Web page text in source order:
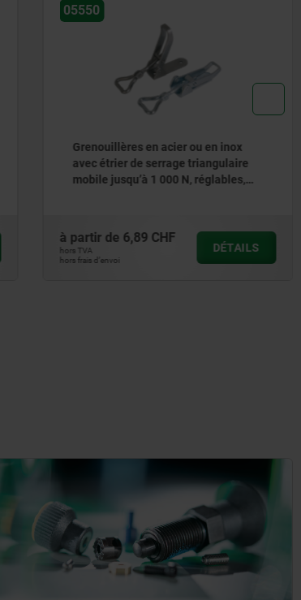
05550-05
Grenouillères en acier ou en inox
avec étrier de serrage triangulaire
mobile jusqu’à 700 N, réglables,
à partir de2,79 CHF
hors TVA
hors frais d’envoi
DÉTAILS